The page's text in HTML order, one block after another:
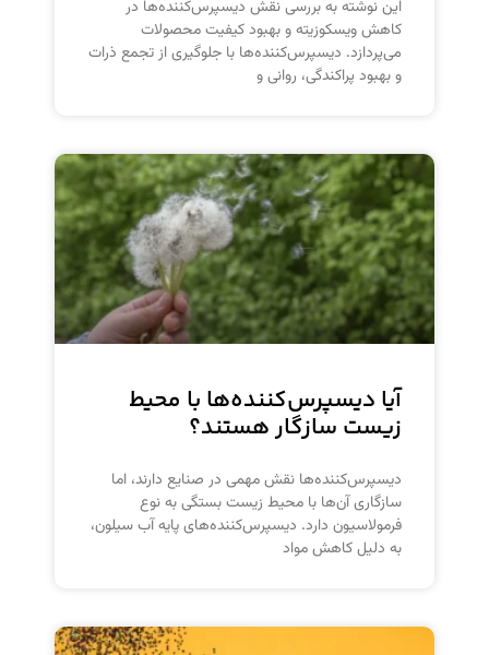
این نوشته به بررسی نقش دیسپرس‌کننده‌ها در
کاهش ویسکوزیته و بهبود کیفیت محصولات
می‌پردازد. دیسپرس‌کننده‌ها با جلوگیری از تجمع ذرات
و بهبود پراکندگی، روانی و
آیا دیسپرس‌کننده‌ها با محیط
زیست سازگار هستند؟
دیسپرس‌کننده‌ها نقش مهمی در صنایع دارند، اما
سازگاری آن‌ها با محیط زیست بستگی به نوع
فرمولاسیون دارد. دیسپرس‌کننده‌های پایه آب سیلون،
به دلیل کاهش مواد